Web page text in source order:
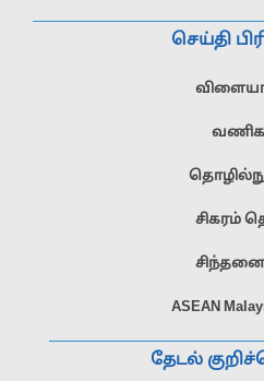
செய்தி
சிகரம்
ASEAN
தேடல்